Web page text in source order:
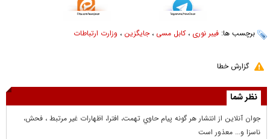
برچسب ها: فیبر نوری ،کابل مسی ،جایگزین ، وزارت ارتباطات
گزارش خطا
نظر شما
جوان آنلاين از انتشار هر گونه پيام حاوي تهمت، افترا، اظهارات غير مرتبط ، فحش،
ناسزا و... معذور است